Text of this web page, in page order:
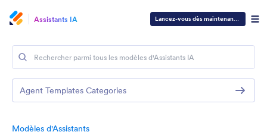
Assistants IA Lancez-vous dès maintenant— C'est
Modèles d'Assistants
Agent Templates Categories